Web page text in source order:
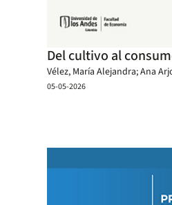
Del cultivo al
Vélez, María Alejandra; Ana
05-05-2026